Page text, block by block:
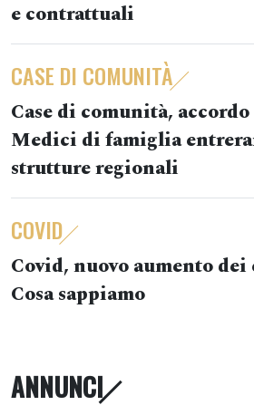
e contrattuali
CASE DI COMUNITÀ
Case di comunità,
Medici di famiglia
strutture regionali
COVID
Covid, nuovo aumento
Cosa sappiamo
ANNUNCI